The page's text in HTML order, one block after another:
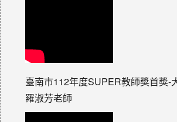
臺南市112年度SUPER教師獎首獎-
羅淑芳老師